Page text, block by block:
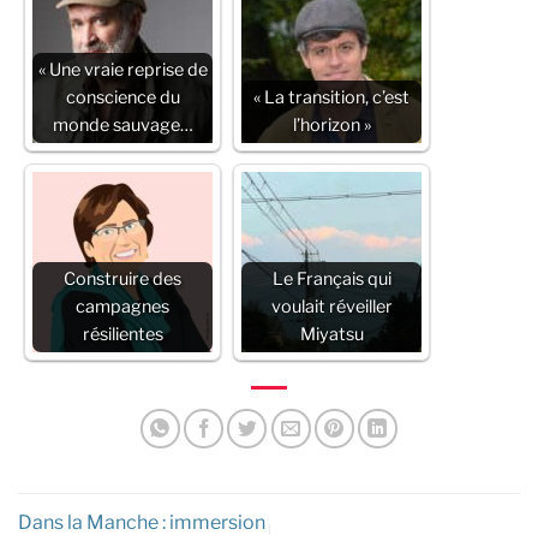
« Une vraie reprise de
conscience du
monde sauvage…
« La transition, c’est
l’horizon »
Construire des
campagnes
résilientes
Le Français qui
voulait réveiller
Miyatsu
Dans la Manche : immersion